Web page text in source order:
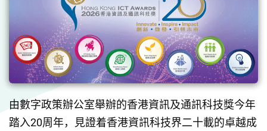
由數字政策辦公室舉辦的香港資訊及通訊科技獎今年
踏入20周年，見證着香港資訊科技界二十載的卓越成